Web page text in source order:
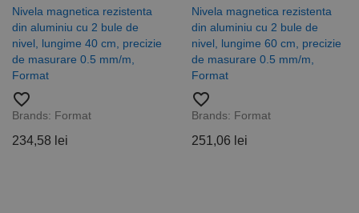
Nivela magnetica rezistenta
din aluminiu cu 2 bule de
nivel, lungime 40 cm, precizie
de masurare 0.5 mm/m,
Format
favorite_border
Brands: Format
234,58 lei
Nivela magnetica rezistenta
din aluminiu cu 2 bule de
nivel, lungime 60 cm, precizie
de masurare 0.5 mm/m,
Format
favorite_border
Brands: Format
251,06 lei
modul în care
este utilizat
poate fi
specific site-
ului, dar un
bun exemplu